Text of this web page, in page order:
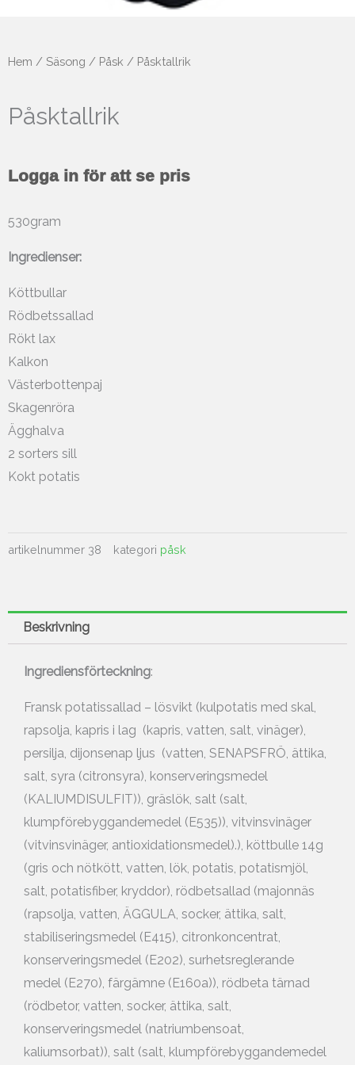
Hem / Säsong / Påsk / Påsktallrik
Påsktallrik
Logga in för att se pris
530gram
Ingredienser:
Köttbullar
Rödbetssallad
Rökt lax
Kalkon
Västerbottenpaj
Skagenröra
Ägghalva
2 sorters sill
Kokt potatis
artikelnummer 38 kategori påsk
Beskrivning
Ingrediensförteckning:
Fransk potatissallad – lösvikt (kulpotatis med skal,
rapsolja, kapris i lag (kapris, vatten, salt, vinäger),
persilja, dijonsenap ljus (vatten, SENAPSFRÖ, ättika,
salt, syra (citronsyra), konserveringsmedel
(KALIUMDISULFIT)), gräslök, salt (salt,
klumpförebyggandemedel (E535)), vitvinsvinäger
(vitvinsvinäger, antioxidationsmedel).), köttbulle 14g
(gris och nötkött, vatten, lök, potatis, potatismjöl,
salt, potatisfiber, kryddor), rödbetsallad (majonnäs
(rapsolja, vatten, ÄGGULA, socker, ättika, salt,
stabiliseringsmedel (E415), citronkoncentrat,
konserveringsmedel (E202), surhetsreglerande
medel (E270), färgämne (E160a)), rödbeta tärnad
(rödbetor, vatten, socker, ättika, salt,
konserveringsmedel (natriumbensoat,
kaliumsorbat)), salt (salt, klumpförebyggandemedel